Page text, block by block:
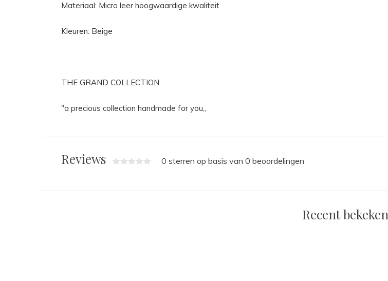
Materiaal: Micro leer hoogwaardige kwaliteit
Kleuren: Beige
THE GRAND COLLECTION
"a precious collection handmade for you,,
Reviews 0 sterren op basis van 0 beoordelingen
Recent bekeken